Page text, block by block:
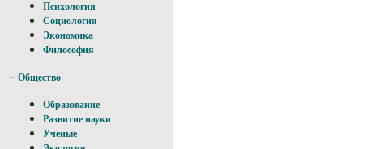
Психология
Социология
Экономика
Философия
- Общество
Образование
Развитие науки
Ученые